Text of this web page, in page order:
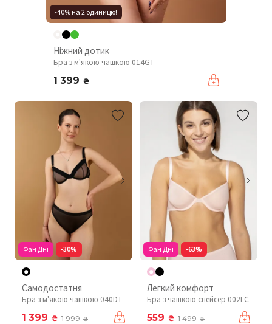
-40% на 2 одиницю!
Ніжний дотик
Бра з м'якою чашкою 014GT
1 399 ₴
Фан Дні -30%
Самодостатня
Бра з м'якою чашкою 040DT
1 399 ₴ 1 999₴
Фан Дні -63%
Легкий комфорт
Бра з чашкою спейсер 002LC
559 ₴ 1 499₴